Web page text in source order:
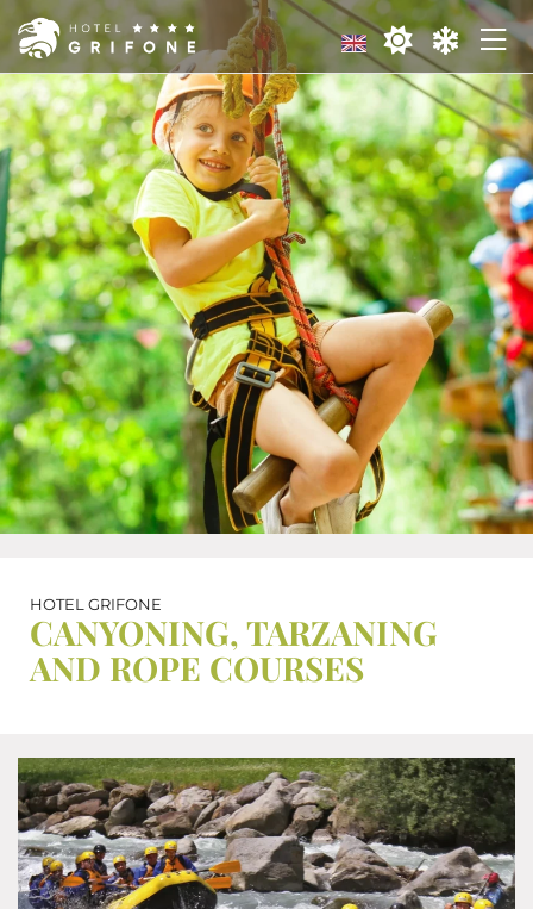
HOTEL GRIFONE
CANYONING, TARZANING
AND ROPE COURSES